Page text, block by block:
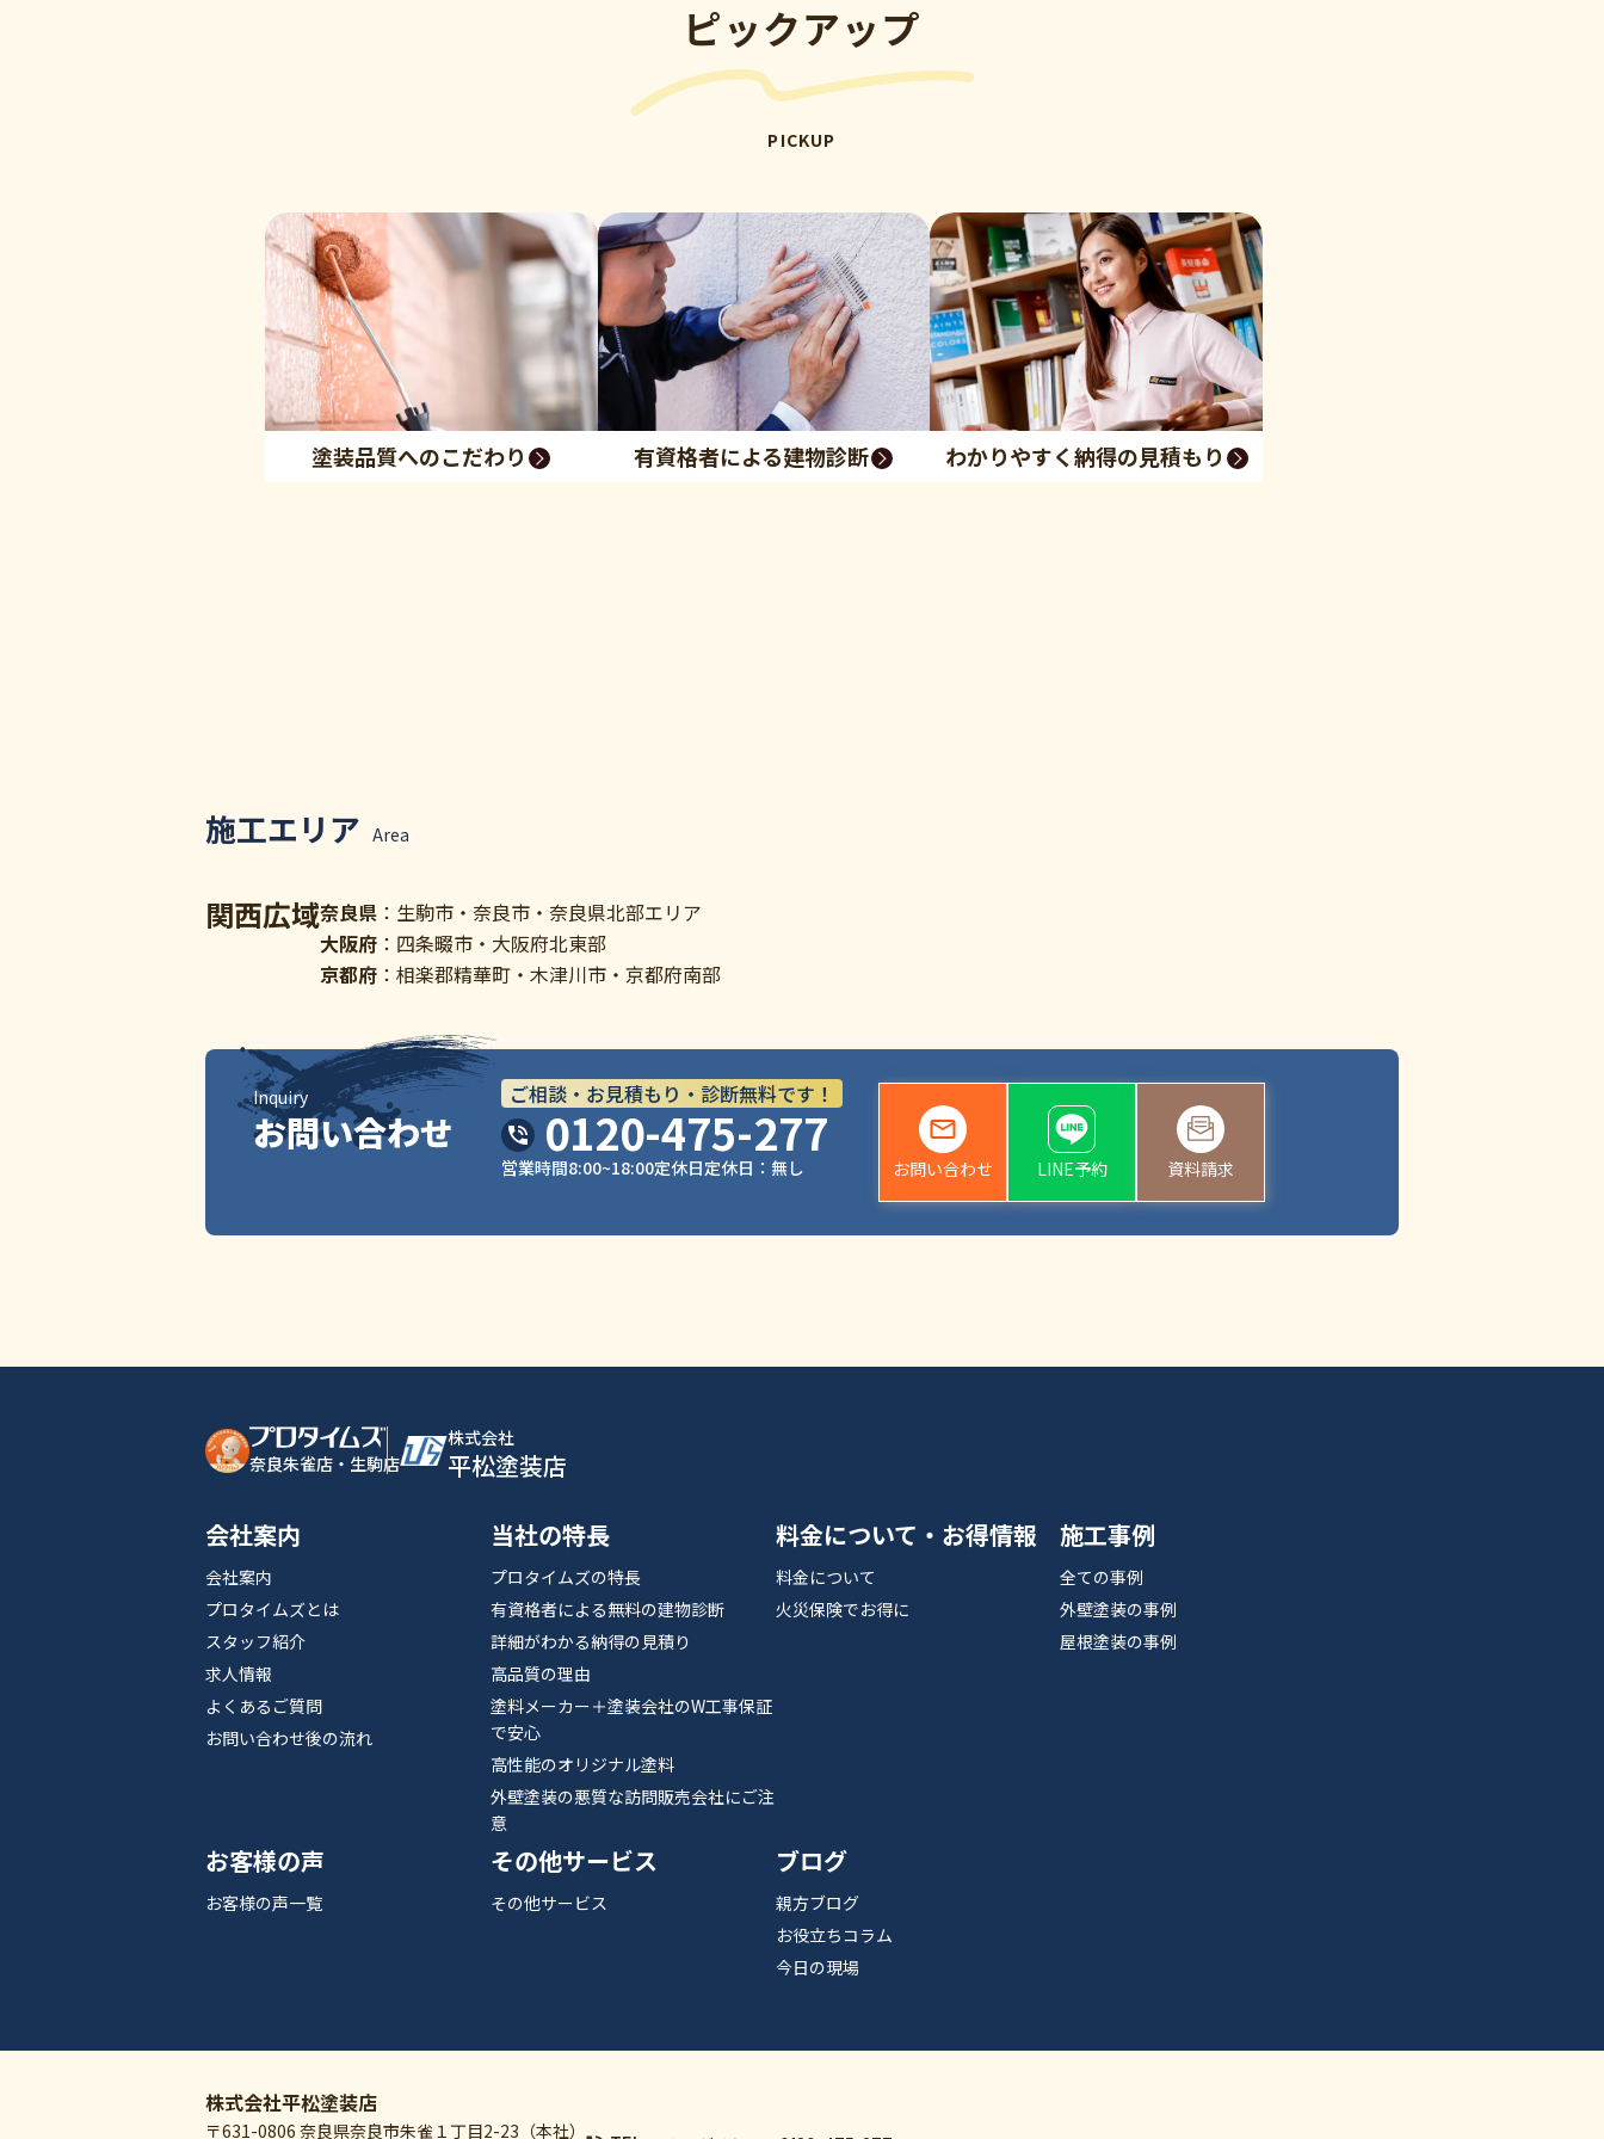
ピックアップ
PICKUP
塗装品質へのこだわり 有資格者による建物診断 わかりやすく納得の見積もり
施工エリア Area
関西広域奈良県 ：生駒市・奈良市・奈良県北部エリア
大阪府 ：四条畷市・大阪府北東部
京都府 ：相楽郡精華町・木津川市・京都府南部
お問い合わせ
Inquiry ご相談・お見積もり・診断無料です！
0120-475-277
営業時間8:00~18:00定休日定休日：無し お問い合わせ LINE予約 資料請求
奈良朱雀店・生駒店
株式会社
平松塗装店
会社案内
会社案内
プロタイムズとは
スタッフ紹介
求人情報
よくあるご質問
お問い合わせ後の流れ
当社の特長
プロタイムズの特長
有資格者による無料の建物診断
詳細がわかる納得の見積り
高品質の理由
塗料メーカー＋塗装会社のW工事保証
で安心
高性能のオリジナル塗料
外壁塗装の悪質な訪問販売会社にご注
意
料金について・お得情報
料金について
火災保険でお得に
施工事例
全ての事例
外壁塗装の事例
屋根塗装の事例
お客様の声
お客様の声一覧
その他サービス
その他サービス
ブログ
親方ブログ
お役立ちコラム
今日の現場
株式会社平松塗装店
〒631-0806 奈良県奈良市朱雀１丁目2-23（本社）